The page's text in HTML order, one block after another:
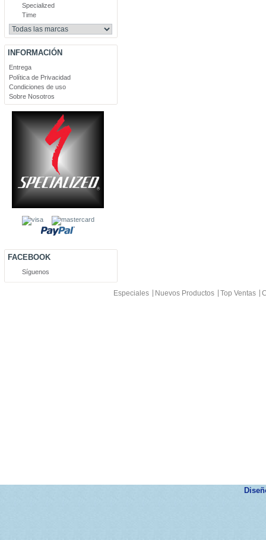
Specialized
Time
INFORMACIÓN
Entrega
Política de Privacidad
Condiciones de uso
Sobre Nosotros
FACEBOOK
Síguenos
Especiales Nuevos Productos Top Ventas